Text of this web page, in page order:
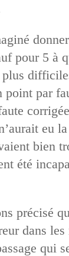
pour 5 à
point par
eu
bien
été
précisé
dans
qui